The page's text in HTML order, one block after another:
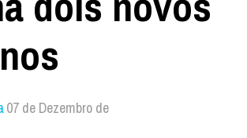
07 de Dezembro de